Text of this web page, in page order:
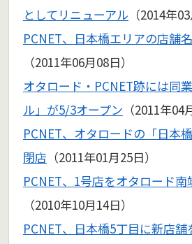
としてリニューアル （2014年
PCNET、日本橋エリアの店舗
（2011年06月08日）
オタロード・PCNET跡には同
ル」が5/3オープン （2011年04
PCNET、オタロードの「日本
閉店 （2011年01月25日）
PCNET、1号店をオタロード
（2010年10月14日）
PCNET、日本橋5丁目に新店舗